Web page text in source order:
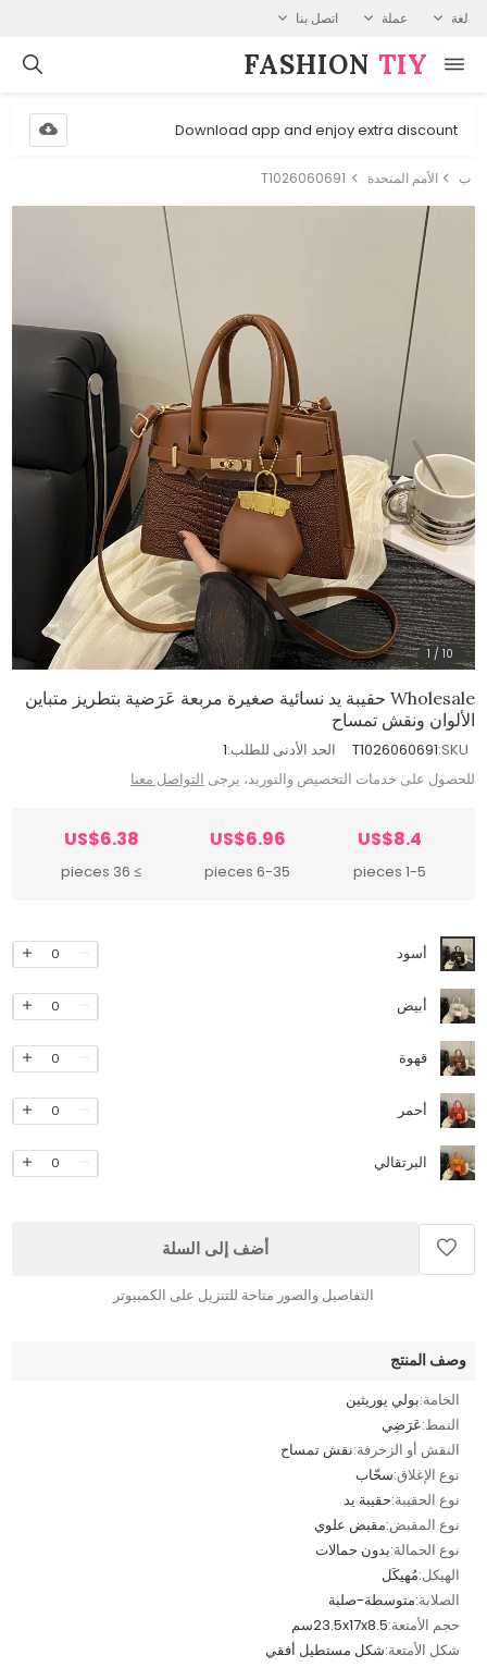
لغة عملة اتصل بنا
FASHION⁠ TIY
Download app and enjoy extra discount
ب الأمم المتحدة T1026060691
1 /10
Wholesale حقيبة يد نسائية صغيرة مربعة عَرَضية بتطريز متباين
الألوان ونقش تمساح
SKU:
T1026060691 الحد الأدنى للطلب:1
للحصول على خدمات التخصيص والتوريد، يرجى التواصل معنا
US$8.4
1-5 pieces
US$6.96
6-35 pieces
US$6.38
≥ 36 pieces
أسود 0
أبيض 0
قهوة 0
أحمر 0
البرتقالي 0
أضف إلى السلة
التفاصيل والصور متاحة للتنزيل على الكمبيوتر
وصف المنتج
الخامة:بولي يوريثين
النمط:عَرَضِي
النقش أو الزخرفة:نقش تمساح
نوع الإغلاق:سحّاب
نوع الحقيبة:حقيبة يد
نوع المقبض:مقبض علوي
نوع الحمالة:بدون حمالات
الهيكل:مُهيكَل
الصلابة:متوسطة-صلبة
حجم الأمتعة:23.5x17x8.5سم
شكل الأمتعة:شكل مستطيل أفقي